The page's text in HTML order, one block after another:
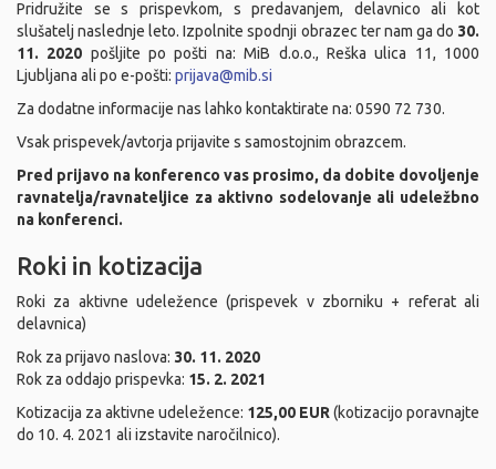
Pridružite se s prispevkom, s predavanjem, delavnico ali kot
slušatelj naslednje leto. Izpolnite spodnji obrazec ter nam ga do 30.
11. 2020 pošljite po pošti na: MiB d.o.o., Reška ulica 11, 1000
Ljubljana ali po e-pošti: prijava@mib.si
Za dodatne informacije nas lahko kontaktirate na: 0590 72 730.
Vsak prispevek/avtorja prijavite s samostojnim obrazcem.
Pred prijavo na konferenco vas prosimo, da dobite dovoljenje
ravnatelja/ravnateljice za aktivno sodelovanje ali udeležbno
na konferenci.
Roki in kotizacija
Roki za aktivne udeležence (prispevek v zborniku + referat ali
delavnica)
Rok za prijavo naslova: 30. 11. 2020
Rok za oddajo prispevka: 15. 2. 2021
Kotizacija za aktivne udeležence: 125,00 EUR (kotizacijo poravnajte
do 10. 4. 2021 ali izstavite naročilnico).